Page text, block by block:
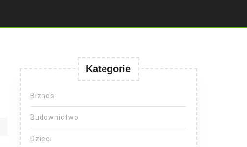
Kategorie
Biznes
Budownictwo
Dzieci